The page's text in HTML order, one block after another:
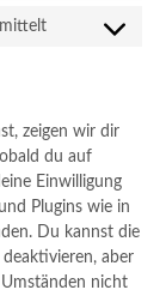
wordfence
Consent
zeigen wir dir
du auf
Einwilligung
Plugins wie in
Du kannst die
aber
nicht